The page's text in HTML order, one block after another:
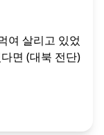
여 살리고 있었
면 (대북 전단)